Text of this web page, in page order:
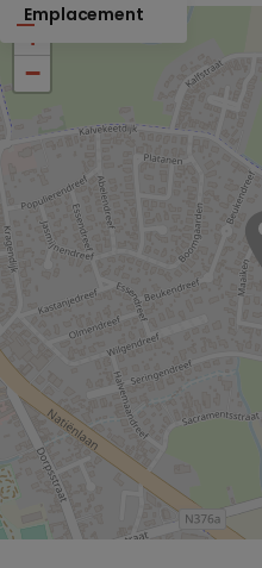
Emplacement
+
−